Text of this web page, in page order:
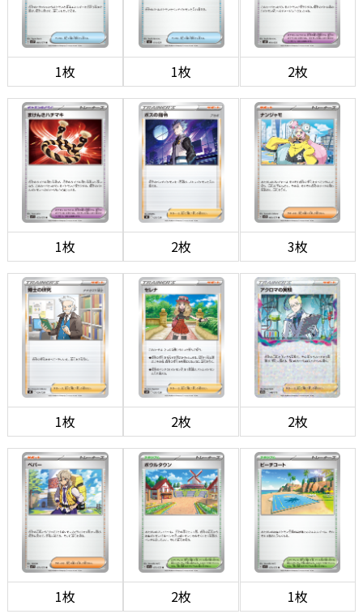
1枚 1枚 2枚
1枚 2枚 3枚
1枚 2枚 2枚
1枚 2枚 1枚